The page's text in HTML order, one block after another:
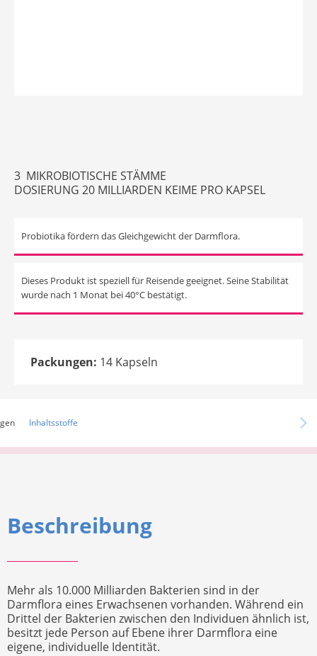
3 MIKROBIOTISCHE STÄMME
DOSIERUNG 20 MILLIARDEN KEIME PRO KAPSEL
Probiotika fördern das Gleichgewicht der Darmflora.
Dieses Produkt ist speziell für Reisende geeignet. Seine Stabilität
wurde nach 1 Monat bei 40°C bestätigt.
Packungen: 14 Kapseln
Inhaltsstoffe
Beschreibung
Mehr als 10.000 Milliarden Bakterien sind in der
Darmflora eines Erwachsenen vorhanden. Während ein
Drittel der Bakterien zwischen den Individuen ähnlich ist,
besitzt jede Person auf Ebene ihrer Darmflora eine
eigene, individuelle Identität.